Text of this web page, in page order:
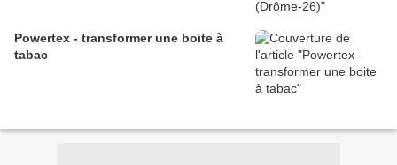
Powertex - transformer une boite à
tabac